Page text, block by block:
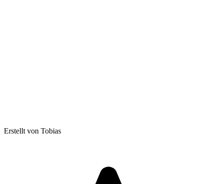
Erstellt von Tobias